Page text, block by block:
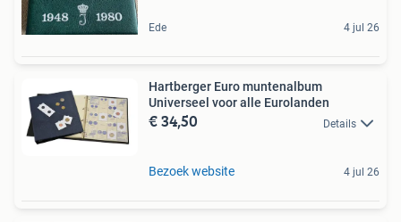
Ede 4 jul 26
Hartberger Euro muntenalbum
Universeel voor alle Eurolanden
€ 34,50 Details
Bezoek website 4 jul 26